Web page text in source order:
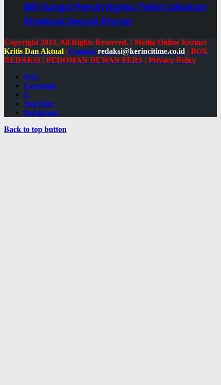
BRI Sungai Penuh Ngaku Telah Lakukan
Eksekusi Sesuai Aturan
Copyright 2013, All Rights Reserved. | Media Online Kerinci
Kritis Dan Aktual | Contact redaksi@kerincitime.co.id | BOX
REDAKSI | PEDOMAN DEWAN PERS | Privacy Policy
RSS
Facebook
X
YouTube
Instagram
Back to top button